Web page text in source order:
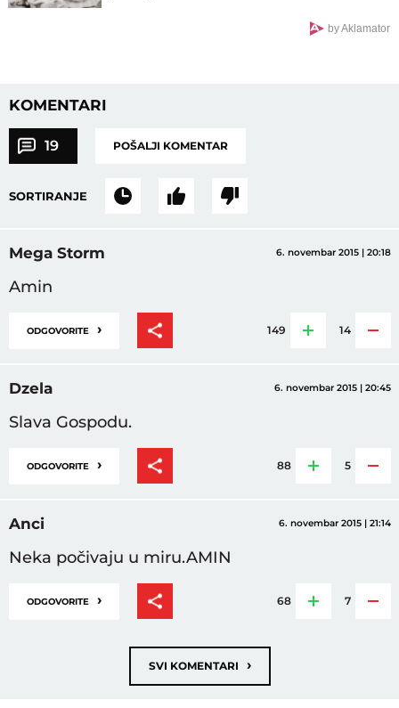
by Aklamator
KOMENTARI
19 POŠALJI KOMENTAR
SORTIRANJE
Mega Storm 6. novembar 2015 | 20:18
Amin
ODGOVORITE › 149 14
Dzela 6. novembar 2015 | 20:45
Slava Gospodu.
ODGOVORITE › 88 5
Anci 6. novembar 2015 | 21:14
Neka počivaju u miru.AMIN
ODGOVORITE › 68 7
SVI KOMENTARI ›